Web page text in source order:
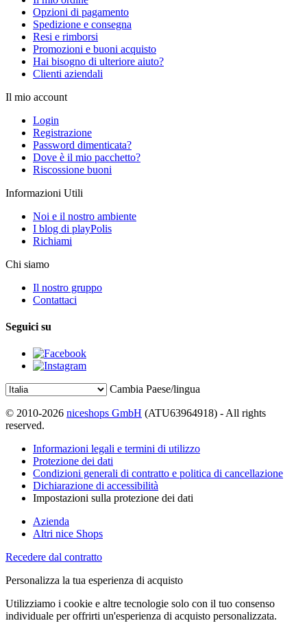
Opzioni di pagamento
Spedizione e consegna
Resi e rimborsi
Promozioni e buoni acquisto
Hai bisogno di ulteriore aiuto?
Clienti aziendali
Il mio account
Login
Registrazione
Password dimenticata?
Dove è il mio pacchetto?
Riscossione buoni
Informazioni Utili
Noi e il nostro ambiente
I blog di playPolis
Richiami
Chi siamo
Il nostro gruppo
Contattaci
Seguici su
Cambia Paese/lingua
© 2010-2026 niceshops GmbH (ATU63964918) - All rights
reserved.
Informazioni legali e termini di utilizzo
Protezione dei dati
Condizioni generali di contratto e politica di cancellazione
Dichiarazione di accessibilità
Impostazioni sulla protezione dei dati
Azienda
Altri nice Shops
Recedere dal contratto
Personalizza la tua esperienza di acquisto
Utilizziamo i cookie e altre tecnologie solo con il tuo consenso
individuale per offrirti un'esperienza di acquisto personalizzata.